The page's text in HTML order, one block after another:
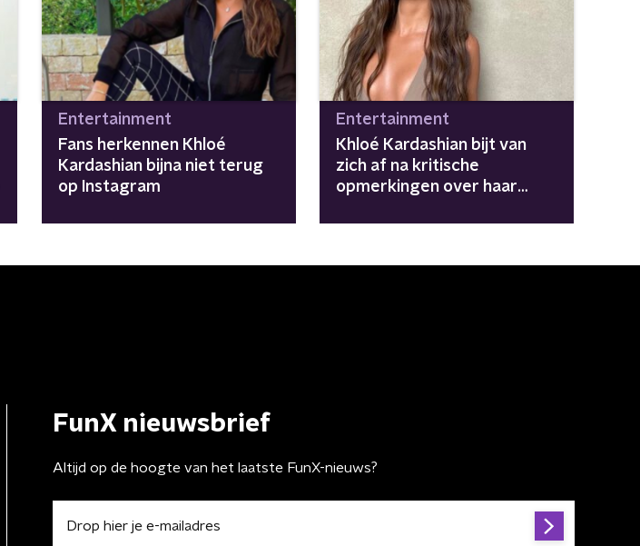
Entertainment
Fans herkennen Khloé
Kardashian bijna niet terug
op Instagram
Entertainment
Khloé Kardashian bijt van
zich af na kritische
opmerkingen over haar
FunX nieuwsbrief
Altijd op de hoogte van het laatste FunX-nieuws?